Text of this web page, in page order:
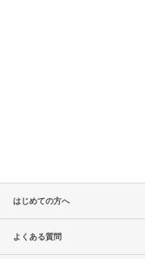
はじめての方へ
よくある質問